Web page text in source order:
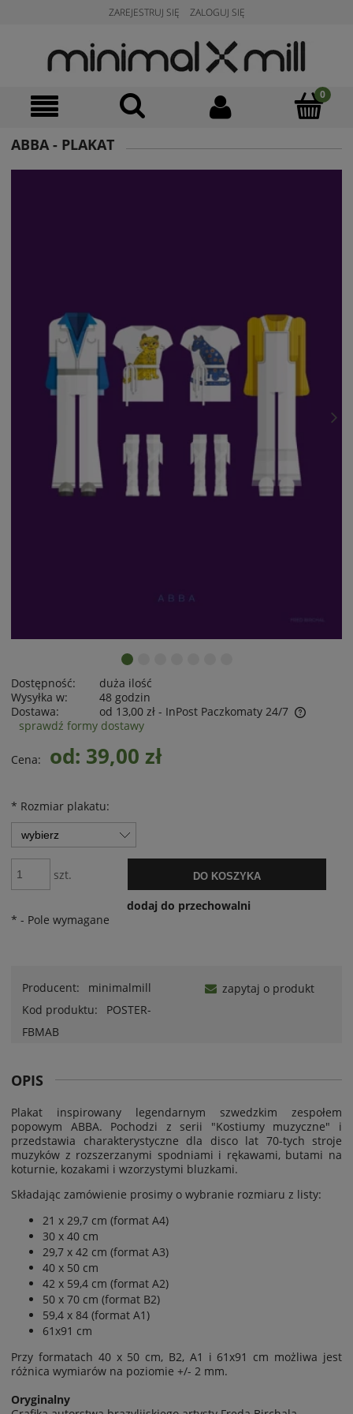
ZAREJESTRUJ SIĘ ZALOGUJ SIĘ
ABBA - PLAKAT
Dostępność:
duża ilość
Wysyłka w:
48 godzin
Dostawa:
od 13,00 zł - InPost Paczkomaty 24/7
sprawdź formy dostawy
Cena: od: 39,00 zł
* Rozmiar plakatu:
szt. DO KOSZYKA
dodaj do przechowalni
* - Pole wymagane
Producent:
minimalmill
Kod produktu:
POSTER-
FBMAB
zapytaj o produkt
OPIS
Plakat inspirowany legendarnym szwedzkim zespołem
popowym ABBA. Pochodzi z serii "Kostiumy muzyczne" i
przedstawia charakterystyczne dla disco lat 70-tych stroje
muzyków z rozszerzanymi spodniami i rękawami, butami na
koturnie, kozakami i wzorzystymi bluzkami.
Składając zamówienie prosimy o wybranie rozmiaru z listy:
21 x 29,7 cm (format A4)
30 x 40 cm
29,7 x 42 cm (format A3)
40 x 50 cm
42 x 59,4 cm (format A2)
50 x 70 cm (format B2)
59,4 x 84 (format A1)
61x91 cm
Przy formatach 40 x 50 cm, B2, A1 i 61x91 cm możliwa jest
różnica wymiarów na poziomie +/- 2 mm.
Oryginalny